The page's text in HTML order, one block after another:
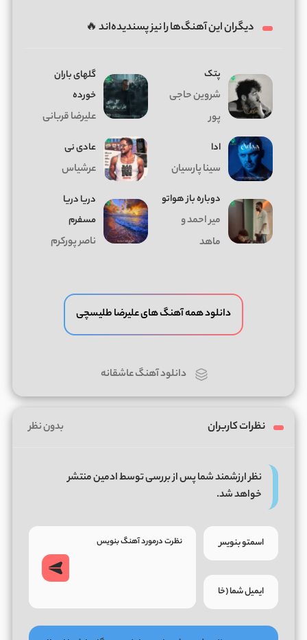
دیگران این آهنگ‌ها را نیز پسندیده‌اند 🔥
پتک
شروین حاجی
پور
گلهای باران
خورده
علیرضا قربانی
ادا
سینا پارسیان
عادی نی
عرشیاس
دوباره باز هواتو
میر احمد و
ماهد
دریا دریا
مسفرم
ناصر پورکرم
دانلود همه آهنگ های علیرضا طلیسچی
دانلود آهنگ عاشقانه
نظرات کاربران بدون نظر
نظر ارزشمند شما پس از بررسی توسط ادمین منتشر
خواهد شد.